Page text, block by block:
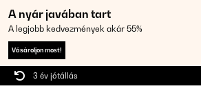
A nyár javában tart
A legjobb kedvezmények akár 55%
Vásároljon most!
3 év jótállás